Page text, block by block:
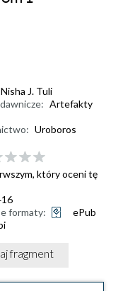
Nisha J. Tuli
Artefakty
Uroboros
który oceni tę
formaty:
ePub
fragment